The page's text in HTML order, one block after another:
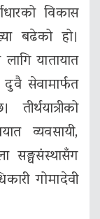
विकास
बढेको हो।
यातायात
सेवामार्फत
व्यवसायी,
सङ्घसंस्थासँग
गोमादेवी